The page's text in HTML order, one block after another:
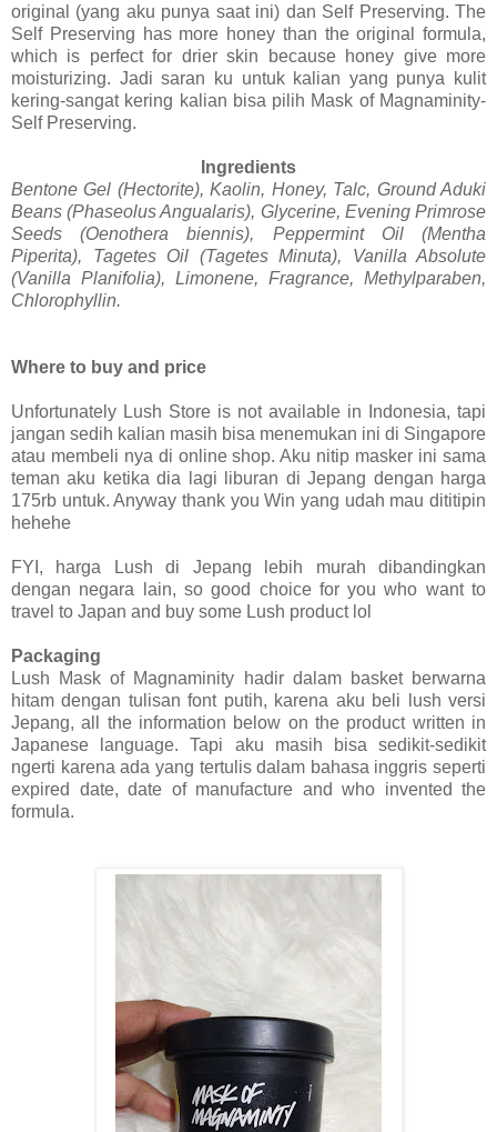
original (yang aku punya saat ini) dan Self Preserving. The
Self Preserving has more honey than the original formula,
which is perfect for drier skin because honey give more
moisturizing. Jadi saran ku untuk kalian yang punya kulit
kering-sangat kering kalian bisa pilih Mask of Magnaminity-
Self Preserving.
Ingredients
Bentone Gel (Hectorite), Kaolin, Honey, Talc, Ground Aduki
Beans (Phaseolus Angualaris), Glycerine, Evening Primrose
Seeds (Oenothera biennis), Peppermint Oil (Mentha
Piperita), Tagetes Oil (Tagetes Minuta), Vanilla Absolute
(Vanilla Planifolia), Limonene, Fragrance, Methylparaben,
Chlorophyllin.
Where to buy and price
Unfortunately Lush Store is not available in Indonesia, tapi
jangan sedih kalian masih bisa menemukan ini di Singapore
atau membeli nya di online shop. Aku nitip masker ini sama
teman aku ketika dia lagi liburan di Jepang dengan harga
175rb untuk. Anyway thank you Win yang udah mau dititipin
hehehe
FYI, harga Lush di Jepang lebih murah dibandingkan
dengan negara lain, so good choice for you who want to
travel to Japan and buy some Lush product lol
Packaging
Lush Mask of Magnaminity hadir dalam basket berwarna
hitam dengan tulisan font putih, karena aku beli lush versi
Jepang, all the information below on the product written in
Japanese language. Tapi aku masih bisa sedikit-sedikit
ngerti karena ada yang tertulis dalam bahasa inggris seperti
expired date, date of manufacture and who invented the
formula.